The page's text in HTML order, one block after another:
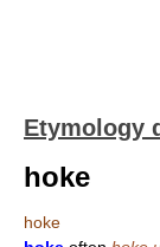
Etymology
hoke
hoke